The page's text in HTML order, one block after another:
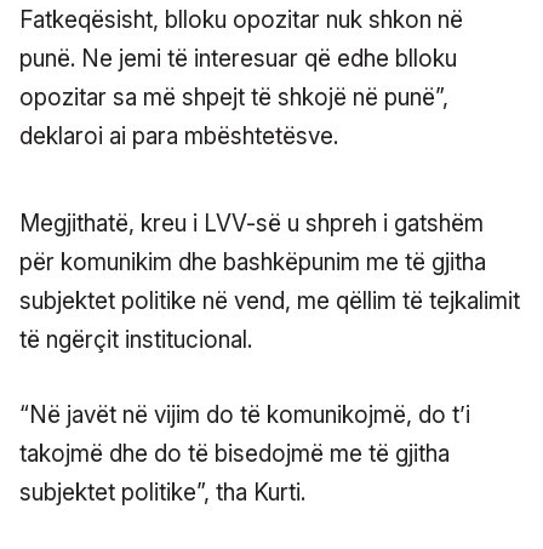
Fatkeqësisht, blloku opozitar nuk shkon në
punë. Ne jemi të interesuar që edhe blloku
opozitar sa më shpejt të shkojë në punë”,
deklaroi ai para mbështetësve.
Megjithatë, kreu i LVV-së u shpreh i gatshëm
për komunikim dhe bashkëpunim me të gjitha
subjektet politike në vend, me qëllim të tejkalimit
të ngërçit institucional.
“Në javët në vijim do të komunikojmë, do t’i
takojmë dhe do të bisedojmë me të gjitha
subjektet politike”, tha Kurti.